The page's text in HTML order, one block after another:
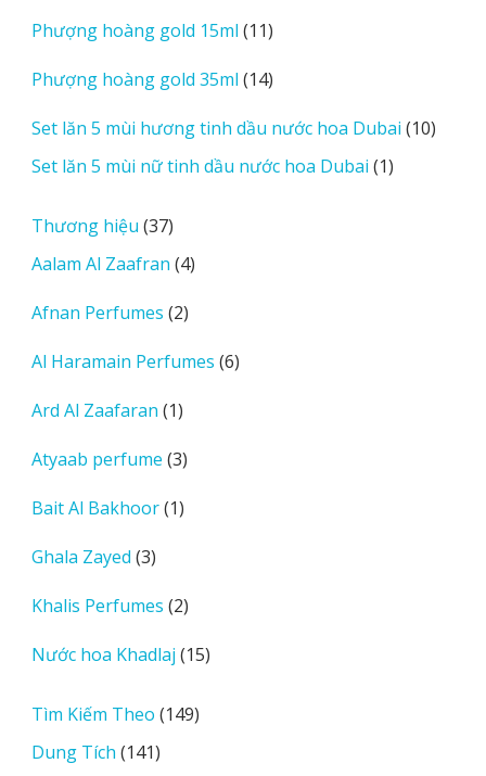
phẩm
Phượng hoàng gold 15ml 1111
phẩm
Phượng hoàng gold 35ml 1414
phẩm
Set lăn 5 mùi hương tinh dầu nước hoa Dubai 1010
Set lăn 5 mùi nữ tinh dầu nước hoa Dubai 11
Thương hiệu 3737
sản
phẩm
Aalam Al Zaafran 44
Afnan Perfumes 22
phẩm
Al Haramain Perfumes 66
Ard Al Zaafaran 11
phẩm
Atyaab perfume 33
phẩm
Bait Al Bakhoor 11
Ghala Zayed 33
phẩm
Khalis Perfumes 22
phẩm
Nước hoa Khadlaj 1515
Tìm Kiếm Theo 149149
Dung Tích 141141